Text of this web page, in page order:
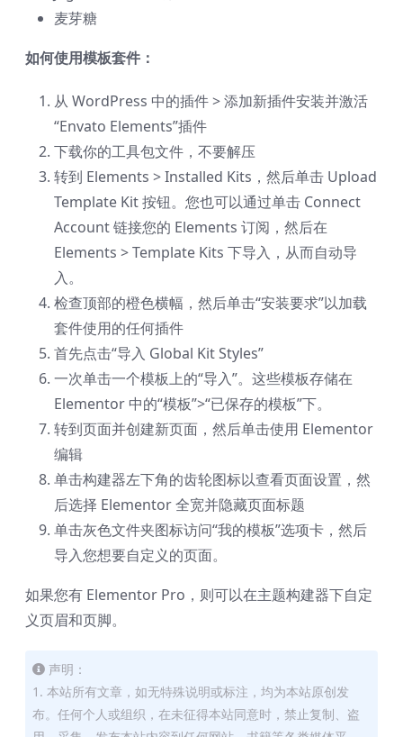
麦芽糖
如何使用模板套件：
从 WordPress 中的插件 > 添加新插件安装并激活
“Envato Elements”插件
下载你的工具包文件，不要解压
转到 Elements > Installed Kits，然后单击 Upload
Template Kit 按钮。您也可以通过单击 Connect
Account 链接您的 Elements 订阅，然后在
Elements > Template Kits 下导入，从而自动导
入。
检查顶部的橙色横幅，然后单击“安装要求”以加载
套件使用的任何插件
首先点击“导入 Global Kit Styles”
一次单击一个模板上的“导入”。这些模板存储在
Elementor 中的“模板”>“已保存的模板”下。
转到页面并创建新页面，然后单击使用 Elementor
编辑
单击构建器左下角的齿轮图标以查看页面设置，然
后选择 Elementor 全宽并隐藏页面标题
单击灰色文件夹图标访问“我的模板”选项卡，然后
导入您想要自定义的页面。
如果您有 Elementor Pro，则可以在主题构建器下自定
义页眉和页脚。
声明：
1. 本站所有文章，如无特殊说明或标注，均为本站原创发
布。任何个人或组织，在未征得本站同意时，禁止复制、盗